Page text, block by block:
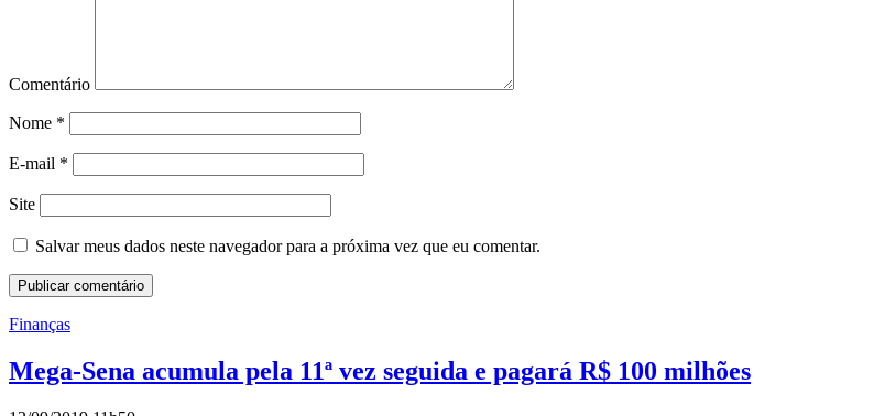
Comentário
Nome *
E-mail *
Site
Salvar meus dados neste navegador para a próxima vez que eu comentar.
Finanças
Mega-Sena acumula pela 11ª vez seguida e pagará R$ 100 milhões